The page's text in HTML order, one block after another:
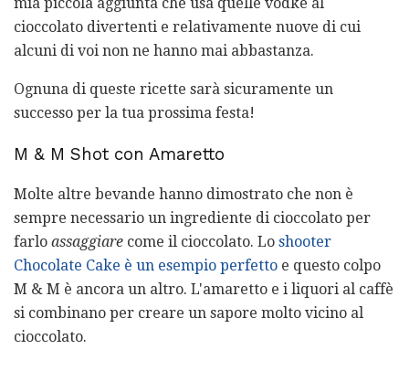
cioccolato divertenti e relativamente nuove di cui
alcuni di voi non ne hanno mai abbastanza.
Ognuna di queste ricette sarà sicuramente un
successo per la tua prossima festa!
M & M Shot con Amaretto
Molte altre bevande hanno dimostrato che non è
sempre necessario un ingrediente di cioccolato per
farlo assaggiare come il cioccolato. Lo shooter
Chocolate Cake è un esempio perfetto e questo colpo
M & M è ancora un altro. L'amaretto e i liquori al caffè
si combinano per creare un sapore molto vicino al
cioccolato.